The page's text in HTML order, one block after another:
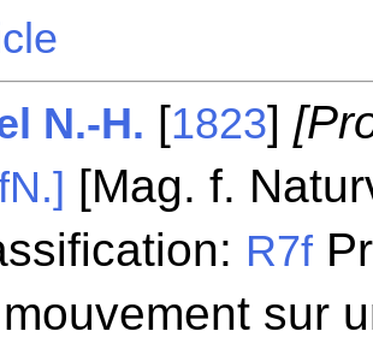
N.-H. [1823]
[Mag. f.
R7f
sur